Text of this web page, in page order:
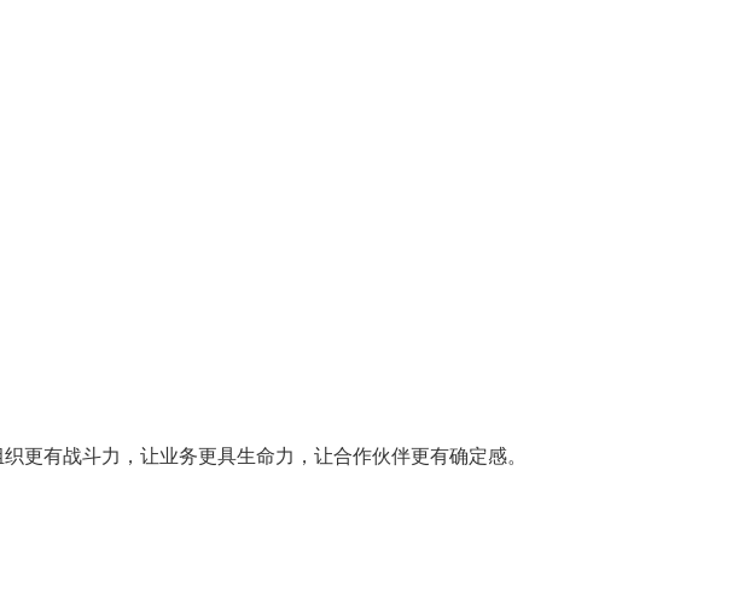
更有战斗力，让业务更具生命力，让合作伙伴更有确定感。